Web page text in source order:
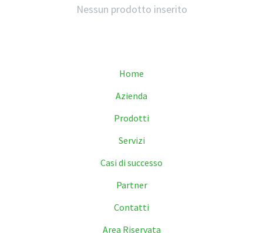
Nessun prodotto inserito
Home
Azienda
Prodotti
Servizi
Casi di successo
Partner
Contatti
Area Riservata